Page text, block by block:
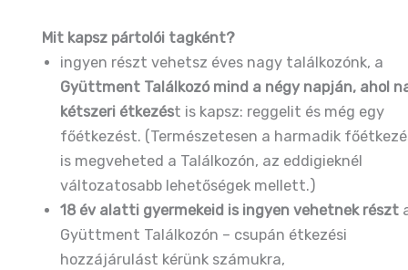
Mit kapsz pártolói tagként?
ingyen részt vehetsz éves nagy találkozónk, a
Gyüttment Találkozó mind a négy napján, ahol
kétszeri étkezést is kapsz: reggelit és még egy
főétkezést. (Természetesen a harmadik
is megveheted a Találkozón, az eddigieknél
változatosabb lehetőségek mellett.)
18 év alatti gyermekeid is ingyen vehetnek részt
Gyüttment Találkozón – csupán étkezési
hozzájárulást kérünk számukra,